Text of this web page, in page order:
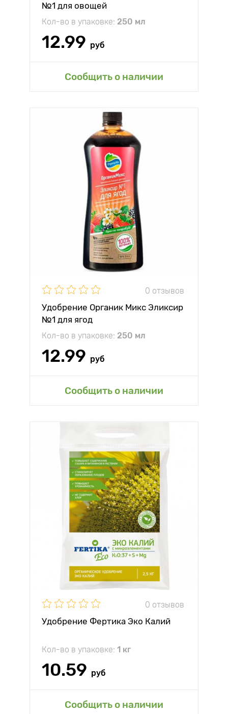
№1 для овощей
Кол-во в упаковке: 250 мл
12.99 руб
Сообщить о наличии
0 отзывов
Удобрение Органик Микс Эликсир
№1 для ягод
Кол-во в упаковке: 250 мл
12.99 руб
Сообщить о наличии
0 отзывов
Удобрение Фертика Эко Калий
Кол-во в упаковке: 1 кг
10.59 руб
Сообщить о наличии